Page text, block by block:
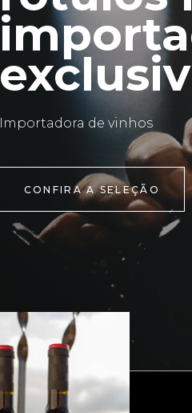
Importadora de vinhos
CONFIRA A SELEÇÃO